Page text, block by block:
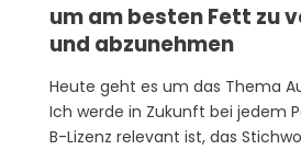
um am besten Fett zu
und abzunehmen
Heute geht es um das Thema
Ich werde in Zukunft bei jedem
B-Lizenz relevant ist, das